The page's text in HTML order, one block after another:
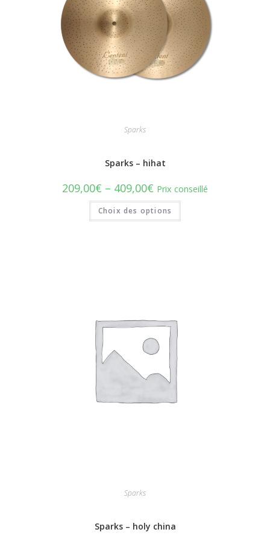
Sparks
Sparks – hihat
209,00€ – 409,00€ Prix conseillé
Choix des options
Sparks
Sparks – holy china